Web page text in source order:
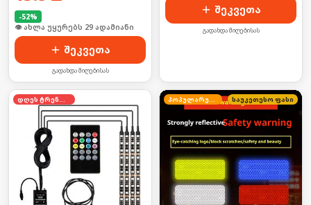
-52%
🛒 ბოლო 24სთ-ში იყიდა 44-მა
შეკვეთა
გადახდა მიღებისას
შეკვეთა
გადახდა მიღებისას
დღეს ტრენდში პოპულარული საუკეთესო ფასი